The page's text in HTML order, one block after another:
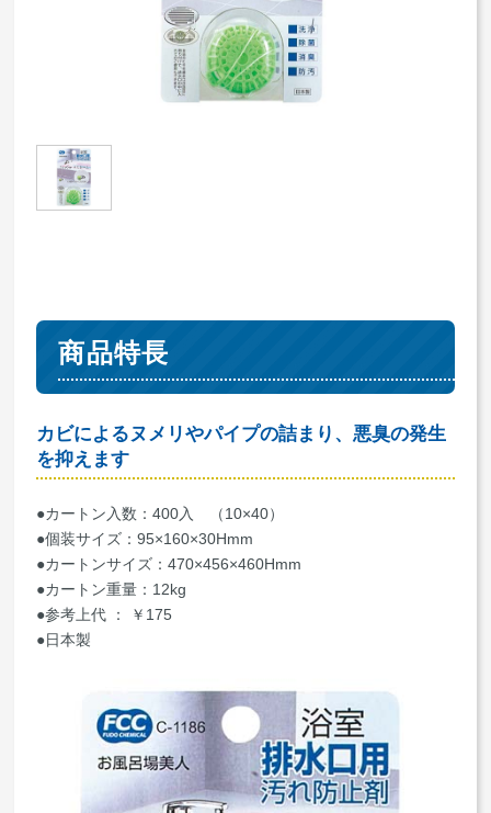
商品特長
カビによるヌメリやパイプの詰まり、悪臭の発生
を抑えます
●カートン入数：400入 （10×40）
●個装サイズ：95×160×30Hmm
●カートンサイズ：470×456×460Hmm
●カートン重量：12kg
●参考上代 ： ￥175
●日本製